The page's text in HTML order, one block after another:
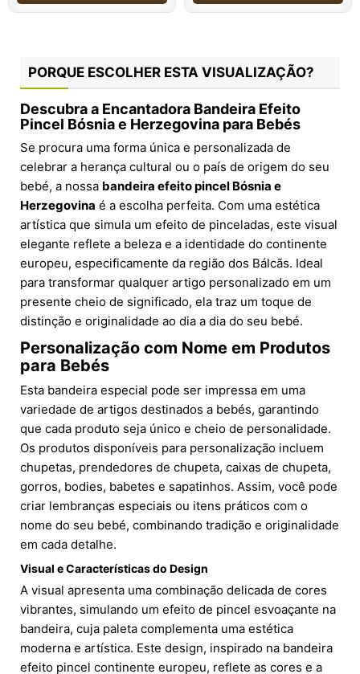
PORQUE ESCOLHER ESTA VISUALIZAÇÃO?
Descubra a Encantadora Bandeira Efeito
Pincel Bósnia e Herzegovina para Bebés
Se procura uma forma única e personalizada de
celebrar a herança cultural ou o país de origem do seu
bebé, a nossa bandeira efeito pincel Bósnia e
Herzegovina é a escolha perfeita. Com uma estética
artística que simula um efeito de pinceladas, este visual
elegante reflete a beleza e a identidade do continente
europeu, especificamente da região dos Bálcãs. Ideal
para transformar qualquer artigo personalizado em um
presente cheio de significado, ela traz um toque de
distinção e originalidade ao dia a dia do seu bebé.
Personalização com Nome em Produtos
para Bebés
Esta bandeira especial pode ser impressa em uma
variedade de artigos destinados a bebés, garantindo
que cada produto seja único e cheio de personalidade.
Os produtos disponíveis para personalização incluem
chupetas, prendedores de chupeta, caixas de chupeta,
gorros, bodies, babetes e sapatinhos. Assim, você pode
criar lembranças especiais ou itens práticos com o
nome do seu bebé, combinando tradição e originalidade
em cada detalhe.
Visual e Características do Design
A visual apresenta uma combinação delicada de cores
vibrantes, simulando um efeito de pincel esvoaçante na
bandeira, cuja paleta complementa uma estética
moderna e artística. Este design, inspirado na bandeira
efeito pincel continente europeu, reflete as cores e a